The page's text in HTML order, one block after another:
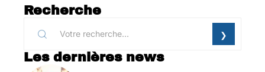
Recherche
Les dernières news